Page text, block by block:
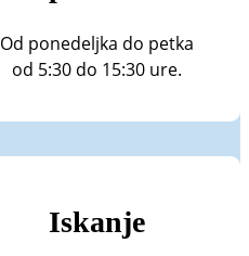
Od ponedeljka do petka
od 5:30 do 15:30 ure.
Iskanje